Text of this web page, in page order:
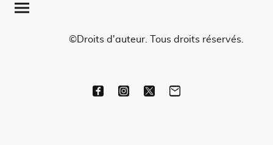
©Droits d'auteur. Tous droits réservés.